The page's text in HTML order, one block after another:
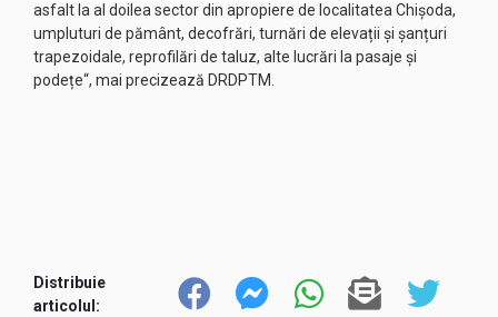
asfalt la al doilea sector din apropiere de localitatea Chișoda,
umpluturi de pământ, decofrări, turnări de elevații și șanțuri
trapezoidale, reprofilări de taluz, alte lucrări la pasaje și
podețe“, mai precizează DRDPTM.
Distribuie
articolul: